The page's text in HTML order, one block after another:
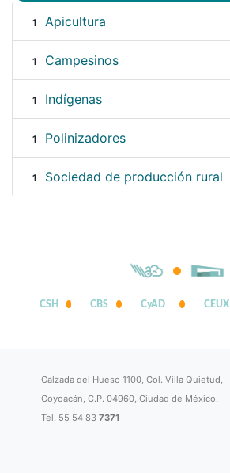
1 Apicultura
1 Campesinos
1 Indígenas
1 Polinizadores
1 Sociedad de producción rural
CSH CBS CyAD CEUX
Calzada del Hueso 1100, Col. Villa Quietud,
Coyoacán, C.P. 04960, Ciudad de México.
Tel. 55 54 837371